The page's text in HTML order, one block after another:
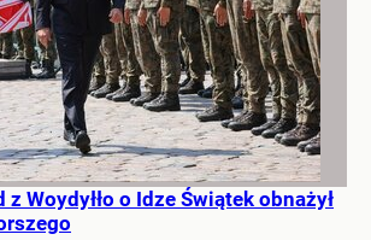
Woydyłło o Idze Świątek obnażył